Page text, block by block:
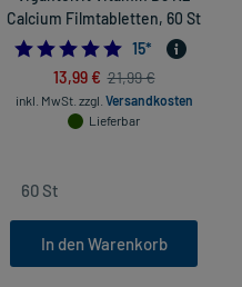
Calcium Filmtabletten, 60 St
15*
13,99 € 21,99 €
inkl. MwSt. zzgl. Versandkosten
Lieferbar
In den Warenkorb